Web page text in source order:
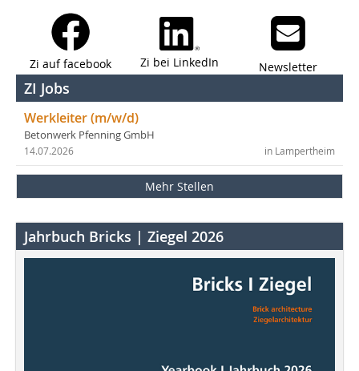
Zi auf facebook Zi bei LinkedIn Newsletter
ZI Jobs
Werkleiter (m/w/d)
Betonwerk Pfenning GmbH
in Lampertheim
14.07.2026
Mehr Stellen
Jahrbuch Bricks | Ziegel 2026